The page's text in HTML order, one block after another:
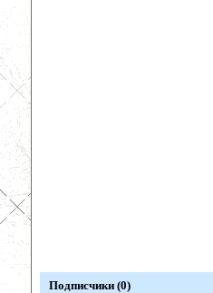
Подписчики (0)